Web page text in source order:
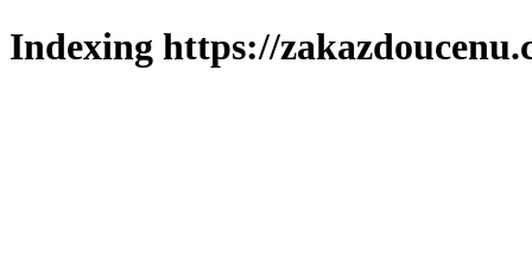
Indexing https://